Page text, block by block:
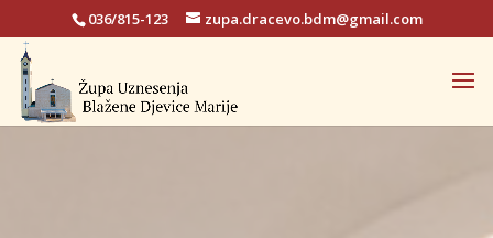
036/815-123 zupa.dracevo.bdm@gmail.com